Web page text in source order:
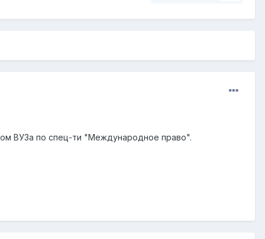
ВУЗа по спец-ти "Международное право".